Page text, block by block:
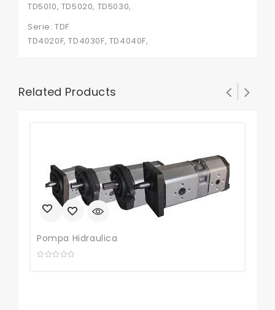
TD5010, TD5020, TD5030,
Serie: TDF
TD4020F, TD4030F, TD4040F,
Related Products
Pompa Hidraulica